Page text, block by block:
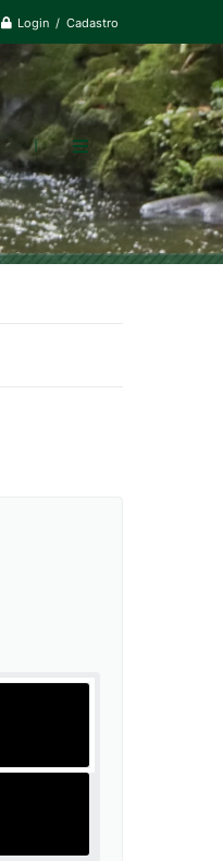
Login / Cadastro